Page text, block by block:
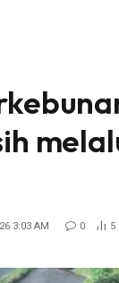
3:03 AM 0 5